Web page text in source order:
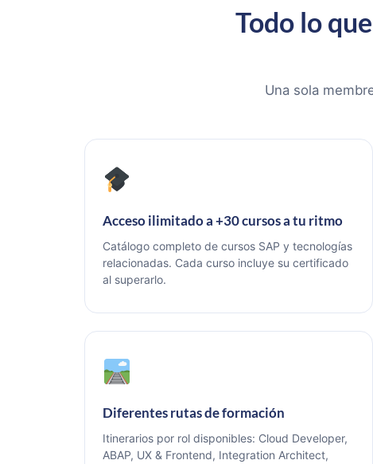
Todo lo
Una sola
Acceso ilimitado a +30 cursos a tu ritmo
Catálogo completo de cursos SAP y tecnologías
relacionadas. Cada curso incluye su certificado
al superarlo.
Diferentes rutas de formación
Itinerarios por rol disponibles: Cloud Developer,
ABAP, UX & Frontend, Integration Architect,